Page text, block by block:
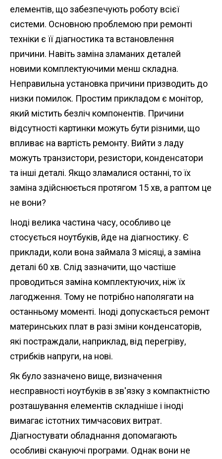
елементів, що забезпечують роботу всієї
системи. Основною проблемою при ремонті
техніки є її діагностика та встановлення
причини. Навіть заміна зламаних деталей
новими комплектуючими менш складна.
Неправильна установка причини призводить до
низки помилок. Простим прикладом є монітор,
який містить безліч компонентів. Причини
відсутності картинки можуть бути різними, що
впливає на вартість ремонту. Вийти з ладу
можуть транзистори, резистори, конденсатори
та інші деталі. Якщо зламалися останні, то їх
заміна здійснюється протягом 15 хв, а раптом це
не вони?
Іноді велика частина часу, особливо це
стосується ноутбуків, йде на діагностику. Є
приклади, коли вона займала 3 місяці, а заміна
деталі 60 хв. Слід зазначити, що частіше
проводиться заміна комплектуючих, ніж їх
лагодження. Тому не потрібно наполягати на
останньому моменті. Іноді допускається ремонт
материнських плат в разі зміни конденсаторів,
які постраждали, наприклад, від перегріву,
стрибків напруги, на нові.
Як було зазначено вище, визначення
несправності ноутбуків в зв'язку з компактністю
розташування елементів складніше і іноді
вимагає істотних тимчасових витрат.
Діагностувати обладнання допомагають
особливі скануючі програми. Однак вони не